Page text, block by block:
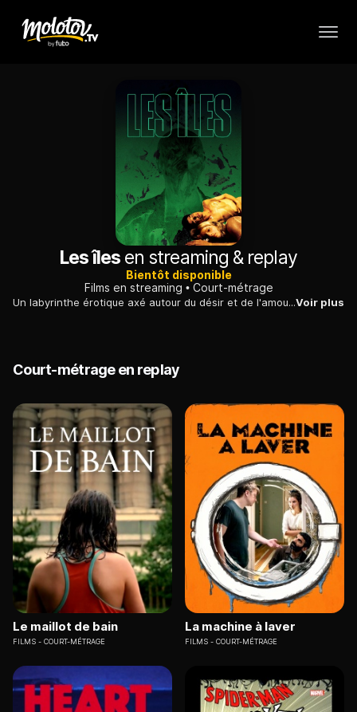
Les îlesen streaming & replay
Bientôt disponible
Films en streaming
Court-métrage
Un labyrinthe érotique axé autour du désir et de l'amour...Voir plus
Court-métrage en replay
Le maillot de bain
FILMS COURT-MÉTRAGE
La machine à laver
FILMS COURT-MÉTRAGE